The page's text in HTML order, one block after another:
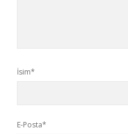
İsim*
E-Posta*